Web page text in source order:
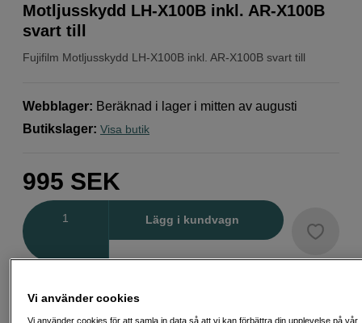
Fujifilm Motljusskydd LH-X100B inkl. AR-X100B svart till
Motljusskydd LH-X100B inkl. AR-X100B
svart till
Webblager: Beräknad i lager i mitten av augusti
Butikslager: Visa butik
995 SEK
Lägg i kundvagn
Vi använder cookies
Vi använder cookies för att samla in data så att vi kan förbättra din upplevelse på vår